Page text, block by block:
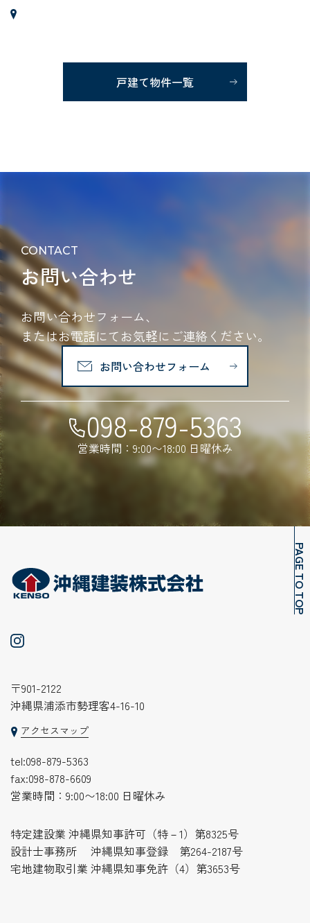
戸建て物件一覧
CONTACT
お問い合わせ
お問い合わせフォーム、
またはお電話にてお気軽にご連絡ください。
お問い合わせフォーム
098-879-5363
営業時間：9:00〜18:00 日曜休み
PAGE TO TOP
〒901-2122
沖縄県浦添市勢理客4-16-10
アクセスマップ
tel:098-879-5363
fax:098-878-6609
営業時間：9:00〜18:00 日曜休み
特定建設業 沖縄県知事許可（特－1）第8325号
設計士事務所 沖縄県知事登録 第264-2187号
宅地建物取引業 沖縄県知事免許（4）第3653号